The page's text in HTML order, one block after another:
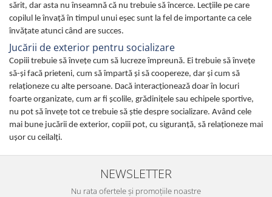
sărit, dar asta nu înseamnă că nu trebuie să încerce. Lecţiile pe care
copilul le învaţă în timpul unui eşec sunt la fel de importante ca cele
învăţate atunci când are succes.
Jucării de exterior pentru socializare
Copiii trebuie să învețe cum să lucreze împreună. Ei trebuie să învețe
să-și facă prieteni, cum să împartă și să coopereze, dar şi cum să
relaționeze cu alte persoane. Dacă interacționează doar în locuri
foarte organizate, cum ar fi școlile, grădiniţele sau echipele sportive,
nu pot să învețe tot ce trebuie să știe despre socializare. Având cele
mai bune jucării de exterior, copiii pot, cu siguranţă, să relaţioneze mai
uşor cu ceilalţi.
NEWSLETTER
Nu rata ofertele și promoțiile noastre